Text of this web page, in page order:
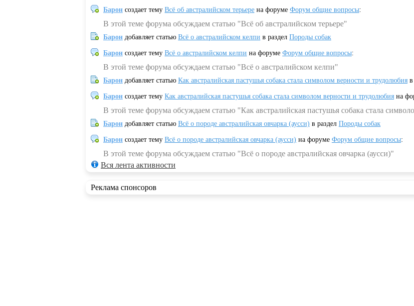
Барон создает тему Всё об австралийском терьере на форуме Форум общие вопросы:
В этой теме форума обсуждаем статью "Всё об австралийском терьере"
Барон добавляет статью Всё о австралийском келпи в раздел Породы собак
Барон создает тему Всё о австралийском келпи на форуме Форум общие вопросы:
В этой теме форума обсуждаем статью "Всё о австралийском келпи"
Барон добавляет статью Как австралийская пастушья собака стала символом верности и трудолюбия в
Барон создает тему Как австралийская пастушья собака стала символом верности и трудолюбия на
В этой теме форума обсуждаем статью "Как австралийская пастушья собака стала
Барон добавляет статью Всё о породе австралийская овчарка (аусси) в раздел Породы собак
Барон создает тему Всё о породе австралийская овчарка (аусси) на форуме Форум общие вопросы:
В этой теме форума обсуждаем статью "Всё о породе австралийская овчарка (аусси)"
Вся лента активности
Реклама спонсоров